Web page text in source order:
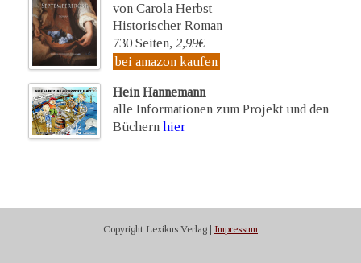
von Carola Herbst
Historischer Roman
730 Seiten, 2,99€
bei amazon kaufen
Hein Hannemann
alle Informationen zum Projekt und den
Büchern hier
Copyright Lexikus Verlag | Impressum